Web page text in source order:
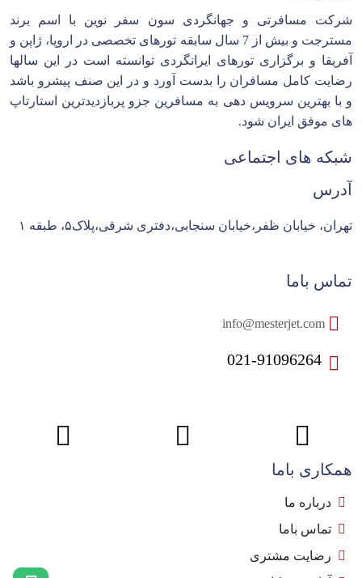
شرکت مسافرتی و جهانگردی سون سفر نوین با اسم برند
مسترجت و بیش از 7 سال سابقه تورهای تخصصی در اروپا، ژاپن و
آفریقا و برگزاری تورهای ایرانگردی توانسته است در این سالها
رضایت کامل مسافران را بدست آورد و در این صنف پیشرو باشد
و با بهترین سرویس دهی به مسافرین جزو پربازدیدترین استارتاپ
های موفق ایران شود.
شبکه های اجتماعی
آدرس
تهران، خیابان ظفر،خیابان سنجابی،دفتری شرقی،پلاک۵، طبقه ۱
تماس باما
021-91096264
همکاری باما
درباره ما
تماس باما
رضایت مشتری